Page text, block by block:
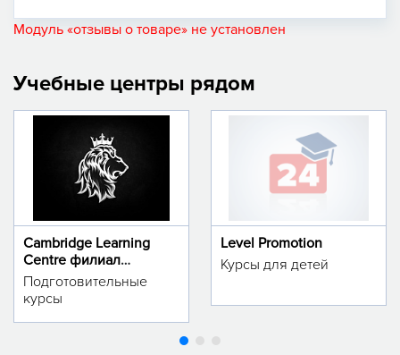
Модуль «отзывы о товаре» не установлен
Учебные центры рядом
Cambridge Learning
Centre филиал
м.Тинчлик
Подготовительные
курсы
Level Promotion
Курсы для детей